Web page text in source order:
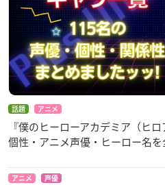
話題 アニメ
『僕のヒーローアカデミア（ヒ
個性・アニメ声優・ヒーロー名を
アニメ 声優